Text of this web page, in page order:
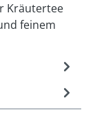
Kräutertee
feinem